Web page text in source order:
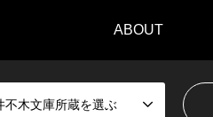
ABOUT
不木文庫所蔵を選ぶ